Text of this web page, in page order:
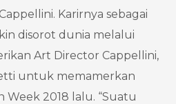
Karirnya sebagai
disorot dunia melalui
Art Director Cappellini,
untuk memamerkan
Week 2018 lalu. “Suatu